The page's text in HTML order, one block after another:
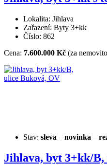
Lokalita: Jihlava
Zařazení: Byty 3+kk
Číslo: 862
Cena: 7.600.000 Kč (za
Stav: sleva – novinka –
Jihlava, byt 3+kk/